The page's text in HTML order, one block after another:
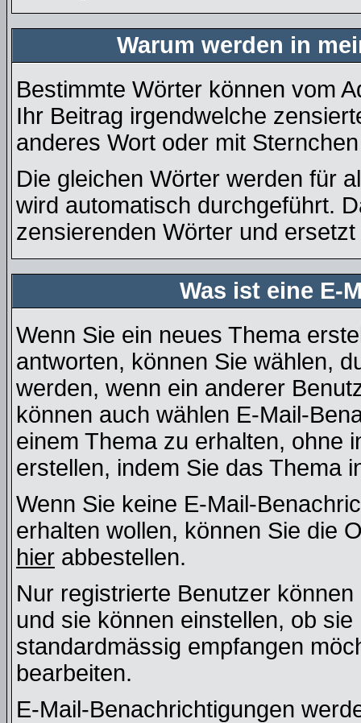
Warum werden in
Bestimmte Wörter können vom
Ihr Beitrag irgendwelche
anderes Wort oder mit
Die gleichen Wörter werden für
wird automatisch durchgeführt.
zensierenden Wörter und ersetzt
Was ist eine E-
Wenn Sie ein neues Thema
antworten, können Sie wählen,
werden, wenn ein anderer
können auch wählen E-Mail-
einem Thema zu erhalten, ohne
erstellen, indem Sie das Thema
Wenn Sie keine E-Mail-
erhalten wollen, können Sie die
hier abbestellen.
Nur registrierte Benutzer
und sie können einstellen, ob
standardmässig empfangen
bearbeiten.
E-Mail-Benachrichtigungen